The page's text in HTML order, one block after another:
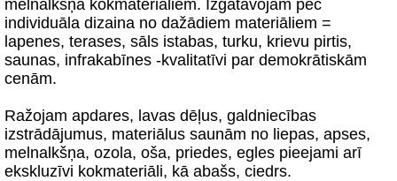
melnalkšņa kokmateriāliem. Izgatavojam pēc
individuāla dizaina no dažādiem materiāliem =
lapenes, terases, sāls istabas, turku, krievu pirtis,
saunas, infrakabīnes -kvalitatīvi par demokrātiskām
cenām.
Ražojam apdares, lavas dēļus, galdniecības
izstrādājumus, materiālus saunām no liepas, apses,
melnalkšņa, ozola, oša, priedes, egles pieejami arī
ekskluzīvi kokmateriāli, kā abašs, ciedrs.